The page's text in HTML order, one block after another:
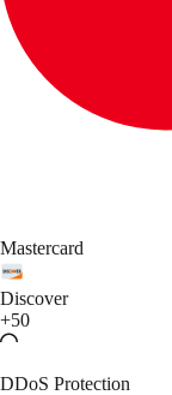
Mastercard
Discover
+50
DDoS Protection